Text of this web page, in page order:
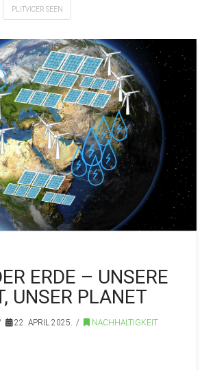
PLITVICER SEEN
ERDE – UNSERE
UNSER PLANET
22. APRIL 2025. NACHHALTIGKEIT